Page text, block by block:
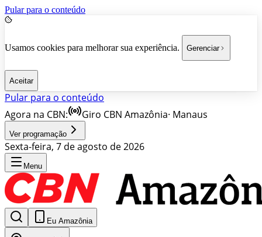
Pular para o conteúdo
Usamos cookies para melhorar sua experiência. Gerenciar
Aceitar
Pular para o conteúdo
Agora na CBN:
Giro CBN Amazônia· Manaus
Ver programação
Sexta-feira, 7 de agosto de 2026
Menu
Eu Amazônia